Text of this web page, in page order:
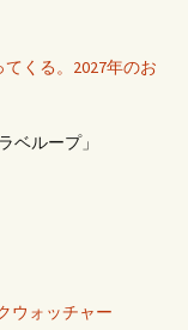
くる。2027年のお
ベループ」
ウォッチャー